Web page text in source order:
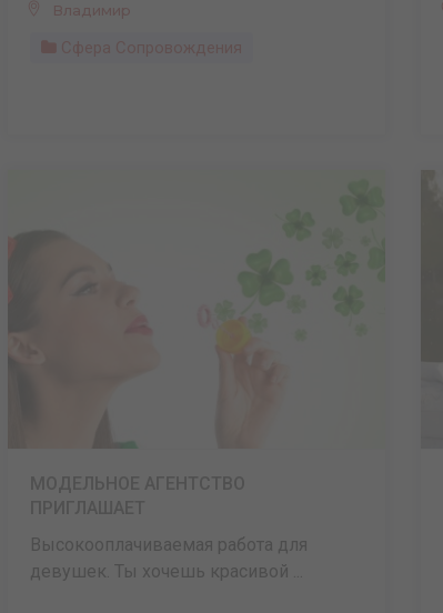
Владимир
Сфера Сопровождения
Высокооплачиваемая работа для
девушек. Ты хочешь красивой ...